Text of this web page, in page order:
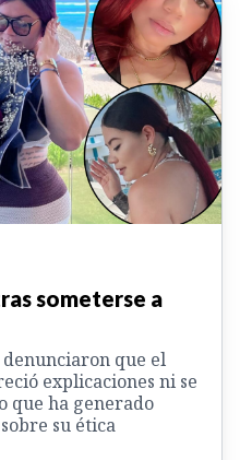
someterse a
que el
explicaciones ni se
que ha generado
su ética